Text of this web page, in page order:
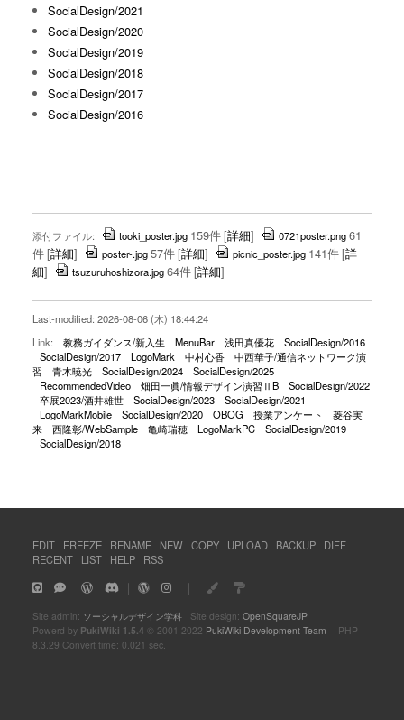
SocialDesign/2021
SocialDesign/2020
SocialDesign/2019
SocialDesign/2018
SocialDesign/2017
SocialDesign/2016
添付ファイル: tooki_poster.jpg 159件[詳細] 0721poster.png61
件[詳細] poster-.jpg57件[詳細] picnic_poster.jpg 141件[詳
細] tsuzuruhoshizora.jpg64件[詳細]
Last-modified: 2026-08-06 (木) 18:44:24
Link:
教務ガイダンス/新入生 MenuBar 浅田真優花
SocialDesign/2016
SocialDesign/2017
LogoMark 中村心香
中西華子/通信ネットワーク演
習
青木暁光 SocialDesign/2024
SocialDesign/2025
RecommendedVideo
畑田一眞/情報デザイン演習ⅡB
SocialDesign/2022
卒展2023/酒井雄世
SocialDesign/2023
SocialDesign/2021
LogoMarkMobile
SocialDesign/2020 OBOG 授業アンケート
菱谷実
来
西隆彰/WebSample 亀崎瑞穂 LogoMarkPC
SocialDesign/2019
SocialDesign/2018
EDIT FREEZE RENAME NEW COPY UPLOAD BACKUP
DIFF
RECENT
LIST HELP RSS
｜ ｜
Site admin: ソーシャルデザイン学科Site design: OpenSquareJP
Powerd by PukiWiki 1.5.4 © 2001-2022 PukiWiki Development Team PHP
8.3.29 Convert time: 0.021 sec.